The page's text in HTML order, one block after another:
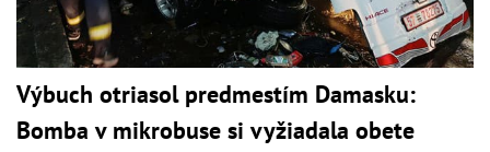
Výbuch otriasol predmestím Damasku:
Bomba v mikrobuse si vyžiadala obete